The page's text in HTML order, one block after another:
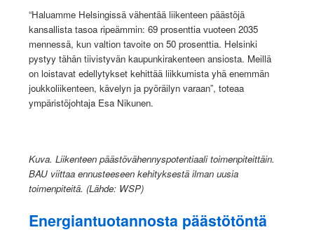
“Haluamme Helsingissä vähentää liikenteen päästöjä
kansallista tasoa ripeämmin: 69 prosenttia vuoteen 2035
mennessä, kun valtion tavoite on 50 prosenttia. Helsinki
pystyy tähän tiivistyvän kaupunkirakenteen ansiosta. Meillä
on loistavat edellytykset kehittää liikkumista yhä enemmän
joukkoliikenteen, kävelyn ja pyöräilyn varaan”, toteaa
ympäristöjohtaja Esa Nikunen.
Kuva. Liikenteen päästövähennyspotentiaali toimenpiteittäin.
BAU viittaa ennusteeseen kehityksestä ilman uusia
toimenpiteitä. (Lähde: WSP)
Energiantuotannosta päästötöntä